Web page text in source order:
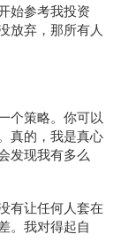
始参考我投资
放弃，那所有人
个策略。你可以
真的，我是真心
发现我有多么
有让任何人套在
。我对得起自